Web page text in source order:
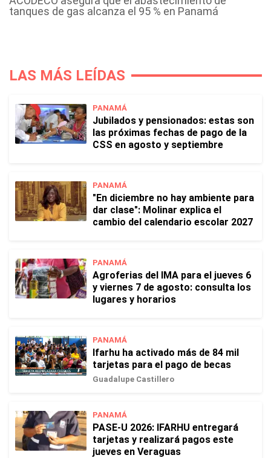
tanques de gas alcanza el 95 % en Panamá
LAS MÁS LEÍDAS
PANAMÁ
Jubilados y pensionados: estas son
las próximas fechas de pago de la
CSS en agosto y septiembre
PANAMÁ
"En diciembre no hay ambiente para
dar clase": Molinar explica el
cambio del calendario escolar 2027
PANAMÁ
Agroferias del IMA para el jueves 6
y viernes 7 de agosto: consulta los
lugares y horarios
PANAMÁ
Ifarhu ha activado más de 84 mil
tarjetas para el pago de becas
Guadalupe Castillero
PANAMÁ
PASE-U 2026: IFARHU entregará
tarjetas y realizará pagos este
jueves en Veraguas